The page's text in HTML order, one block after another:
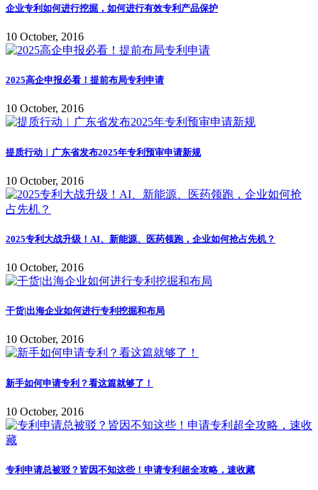
企业专利如何进行挖掘，如何进行有效专利产品保护
10 October, 2016
2025高企申报必看！提前布局专利申请
10 October, 2016
提质行动︱广东省发布2025年专利预审申请新规
10 October, 2016
2025专利大战升级！AI、新能源、医药领跑，企业如何抢占先机？
10 October, 2016
干货|出海企业如何进行专利挖掘和布局
10 October, 2016
新手如何申请专利？看这篇就够了！
10 October, 2016
专利申请总被驳？皆因不知这些！申请专利超全攻略，速收藏